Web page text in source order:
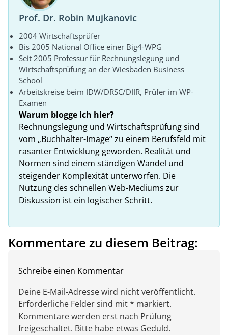
Prof. Dr. Robin Mujkanovic
2004 Wirtschaftsprüfer
Bis 2005 National Office einer Big4-WPG
Seit 2005 Professur für Rechnungslegung und
Wirtschaftsprüfung an der Wiesbaden Business
School
Arbeitskreise beim IDW/DRSC/DIIR, Prüfer im WP-
Examen
Warum blogge ich hier?
Rechnungslegung und Wirtschaftsprüfung sind
vom „Buchhalter-Image“ zu einem Berufsfeld mit
rasanter Entwicklung geworden. Realität und
Normen sind einem ständigen Wandel und
steigender Komplexität unterworfen. Die
Nutzung des schnellen Web-Mediums zur
Diskussion ist ein logischer Schritt.
Kommentare zu diesem Beitrag:
Schreibe einen Kommentar
Deine E-Mail-Adresse wird nicht veröffentlicht.
Erforderliche Felder sind mit * markiert.
Kommentare werden erst nach Prüfung
freigeschaltet. Bitte habe etwas Geduld.